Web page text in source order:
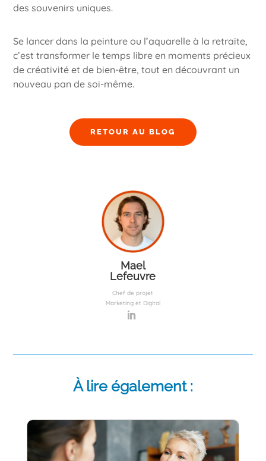
des souvenirs uniques.
Se lancer dans la peinture ou l’aquarelle à la retraite,
c’est transformer le temps libre en moments précieux
de créativité et de bien-être, tout en découvrant un
nouveau pan de soi-même.
RETOUR AU BLOG
Mael
Lefeuvre
Chef de projet
Marketing et Digital
À lire également :